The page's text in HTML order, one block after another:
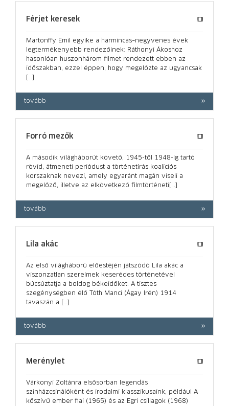
Férjet keresek
Martonffy Emil egyike a harmincas–negyvenes évek
legtermékenyebb rendezőinek: Ráthonyi Ákoshoz
hasonlóan huszonhárom filmet rendezett ebben az
időszakban, ezzel éppen, hogy megelőzte az ugyancsak
[…]
tovább
Forró mezők
A második világháborút követő, 1945-től 1948-ig tartó
rövid, átmeneti periódust a történetírás koalíciós
korszaknak nevezi, amely egyaránt magán viseli a
megelőző, illetve az elkövetkező filmtörténeti[…]
tovább
Lila akác
Az első világháború előestéjén játszódó Lila akác a
viszonzatlan szerelmek keserédes történetével
búcsúztatja a boldog békeidőket. A tisztes
szegénységben élő Tóth Manci (Ágay Irén) 1914
tavaszán a […]
tovább
Merénylet
Várkonyi Zoltánra elsősorban legendás
színházcsinálóként és irodalmi klassziku­saink, például A
kőszívű ember fiai (1965) és az Egri csillagok (1968)